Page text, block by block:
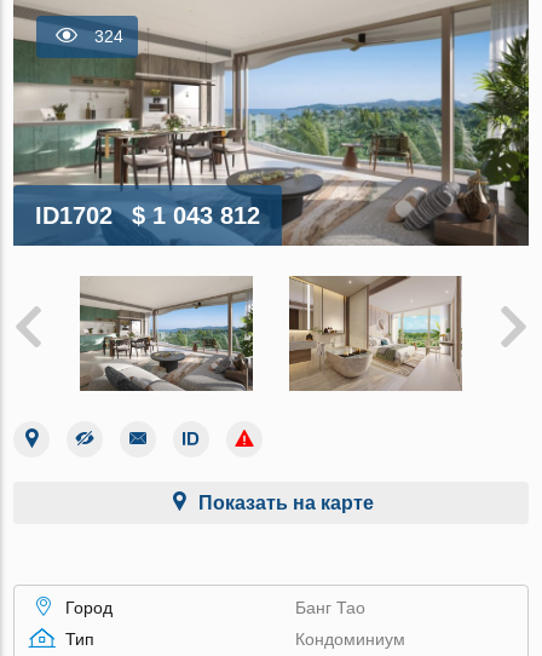
324
ID1702 $ 1 043 812
Показать на карте
Город
Банг Тао
Тип
Кондоминиум